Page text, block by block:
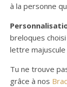
à la personne
breloques
lettre
Tu ne trouve
grâce à nos